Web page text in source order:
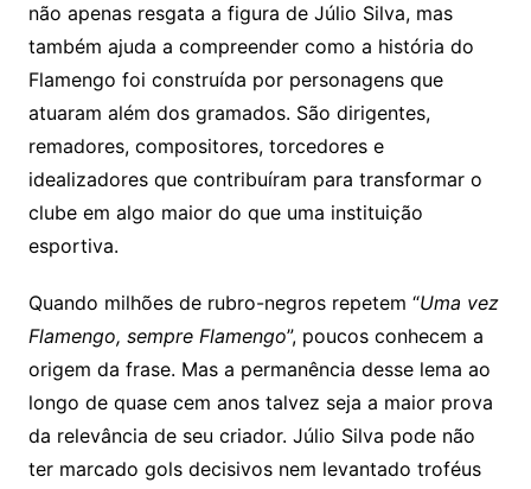
não apenas resgata a figura de Júlio Silva, mas
também ajuda a compreender como a história do
Flamengo foi construída por personagens que
atuaram além dos gramados. São dirigentes,
remadores, compositores, torcedores e
idealizadores que contribuíram para transformar o
clube em algo maior do que uma instituição
esportiva.
Quando milhões de rubro-negros repetem “Uma vez
Flamengo, sempre Flamengo”, poucos conhecem a
origem da frase. Mas a permanência desse lema ao
longo de quase cem anos talvez seja a maior prova
da relevância de seu criador. Júlio Silva pode não
ter marcado gols decisivos nem levantado troféus